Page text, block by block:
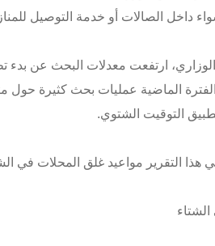
داخل الصالات أو خدمة التوصيل
الوزاري، ارتفعت معدلات البحث عن
الماضية عمليات بحث كثيرة حول
التوقيت الشتوي.
التقرير مواعيد غلق المحلات في الشتاء